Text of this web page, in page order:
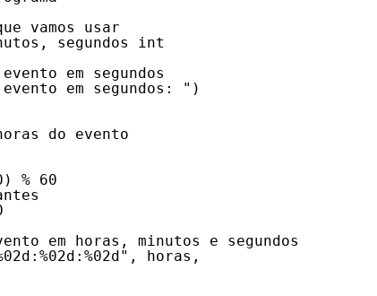
vamos usar
segundos int
em segundos
em segundos: ")
do evento
% 60
em horas, minutos e segundos
horas,